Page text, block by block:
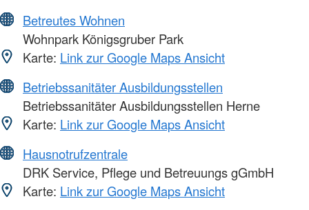
Betreutes Wohnen
Wohnpark Königsgruber Park
Karte: Link zur Google Maps Ansicht
Betriebssanitäter Ausbildungsstellen
Betriebssanitäter Ausbildungsstellen Herne
Karte: Link zur Google Maps Ansicht
Hausnotrufzentrale
DRK Service, Pflege und Betreuungs gGmbH
Karte: Link zur Google Maps Ansicht